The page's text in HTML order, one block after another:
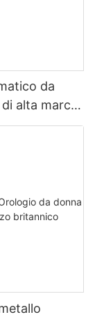
da
alta marca